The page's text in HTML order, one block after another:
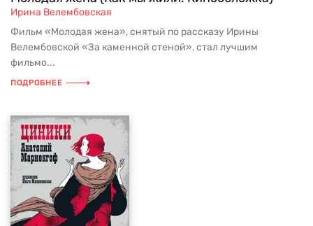
Ирина Велембовская
Фильм «Молодая жена», снятый по рассказу Ирины
Велембовской «За каменной стеной», стал лучшим
фильмо...
ПОДРОБНЕЕ